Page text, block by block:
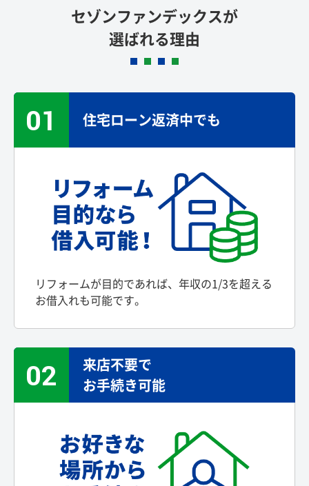
セゾンファンデックスが
選ばれる理由
01 住宅ローン返済中でも
リフォームが目的であれば、年収の1/3を超える
お借入れも可能です。
02
来店不要で
お手続き可能